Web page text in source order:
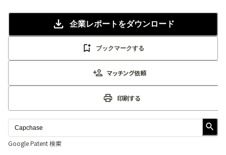
企業レポート をダウンロード
ブックマークする
マッチング依頼
印刷する
Google Patent 検索